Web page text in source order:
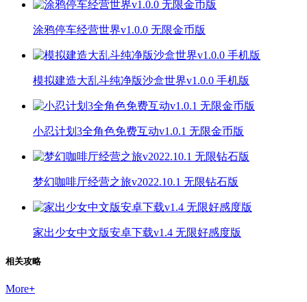
涂鸦停车经营世界v1.0.0 无限金币版
模拟建造大乱斗纯净版沙盒世界v1.0.0 手机版
小忍计划3全角色免费互动v1.0.1 无限金币版
梦幻咖啡厅经营之旅v2022.10.1 无限钻石版
家出少女中文版安卓下载v1.4 无限好感度版
相关攻略
More+